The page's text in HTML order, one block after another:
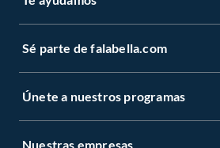
Sé parte de falabella.com
Únete a nuestros programas
Nuestras empresas